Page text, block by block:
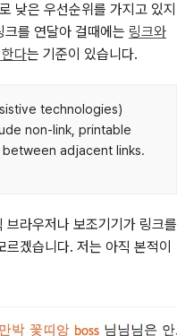
낮은 우선순위를 가지고 있지
를 연달아 걸때에는 링크와
다는 기준이 있습니다.
technologies)
non-link, printable
adjacent links.
라우저나 보조기기가 링크를
겠습니다. 저는 아직 본적이